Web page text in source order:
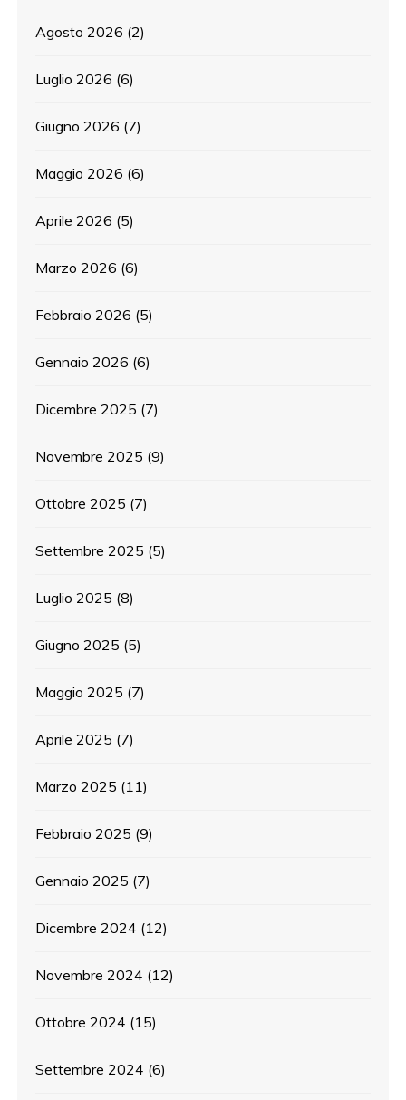
Agosto 2026 (2)
Luglio 2026 (6)
Giugno 2026 (7)
Maggio 2026 (6)
Aprile 2026 (5)
Marzo 2026 (6)
Febbraio 2026 (5)
Gennaio 2026 (6)
Dicembre 2025 (7)
Novembre 2025 (9)
Ottobre 2025 (7)
Settembre 2025 (5)
Luglio 2025 (8)
Giugno 2025 (5)
Maggio 2025 (7)
Aprile 2025 (7)
Marzo 2025 (11)
Febbraio 2025 (9)
Gennaio 2025 (7)
Dicembre 2024 (12)
Novembre 2024 (12)
Ottobre 2024 (15)
Settembre 2024 (6)